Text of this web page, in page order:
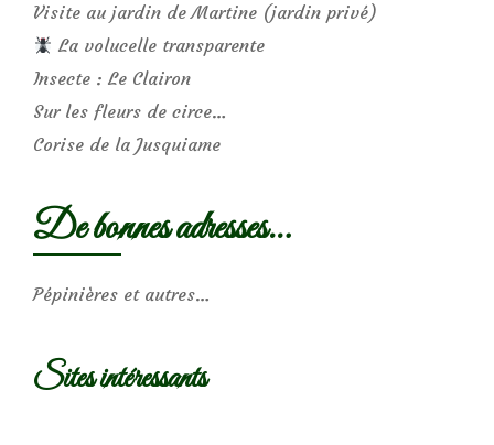
Visite au jardin de Martine (jardin privé)
La volucelle transparente
Insecte : Le Clairon
Sur les fleurs de circe…
Corise de la Jusquiame
De bonnes adresses…
Pépinières et autres…
Sites intéressants